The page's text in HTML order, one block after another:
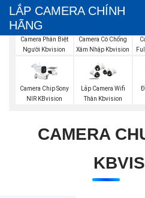
LẮP CAMERA CHÍNH
HÃNG
Camera Phân Biệt
Người Kbvision
Camera Có Chống
Xâm Nhập Kbvision
Camera Chip Sony
NIR KBvision
Lắp Camera Wifi
Thân Kbvision
CAMERA